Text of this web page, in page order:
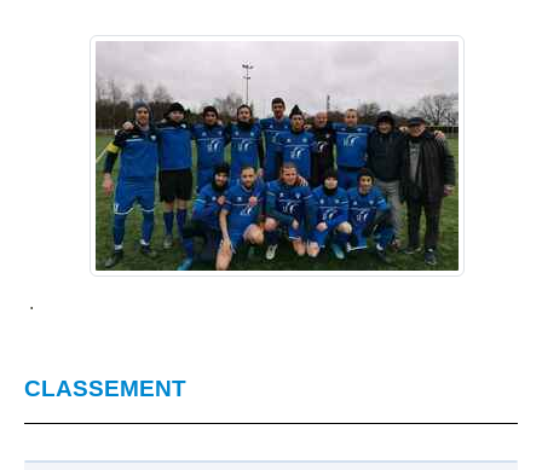
.
CLASSEMENT